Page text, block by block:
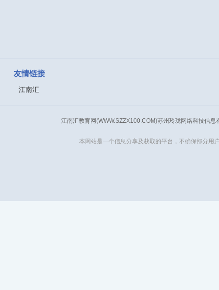
友情链接
江南汇
江南汇教育网(WWW.SZZX100.COM)苏州玲珑网络科技信
本网站是一个信息分享及获取的平台，不确保部分用